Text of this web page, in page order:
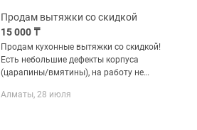
Продам вытяжки со скидкой
15 000 ₸
Продам кухонные вытяжки со скидкой!
Есть небольшие дефекты корпуса
(царапины/вмятины), на работу не
📍 Отличный вариант для аренды, дачи
Алматы, 28 июля